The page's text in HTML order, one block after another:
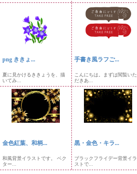
png ききょ...
夏に見かけるききょうを、描
いてみ...
手書き風ラフご...
こんにちは。まずは閲覧いた
だきあ...
金色紅葉、和柄...
和風背景イラストです。 ベク
ター...
黒・金色・キラ...
ブラックフライデー背景イラ
ストで...